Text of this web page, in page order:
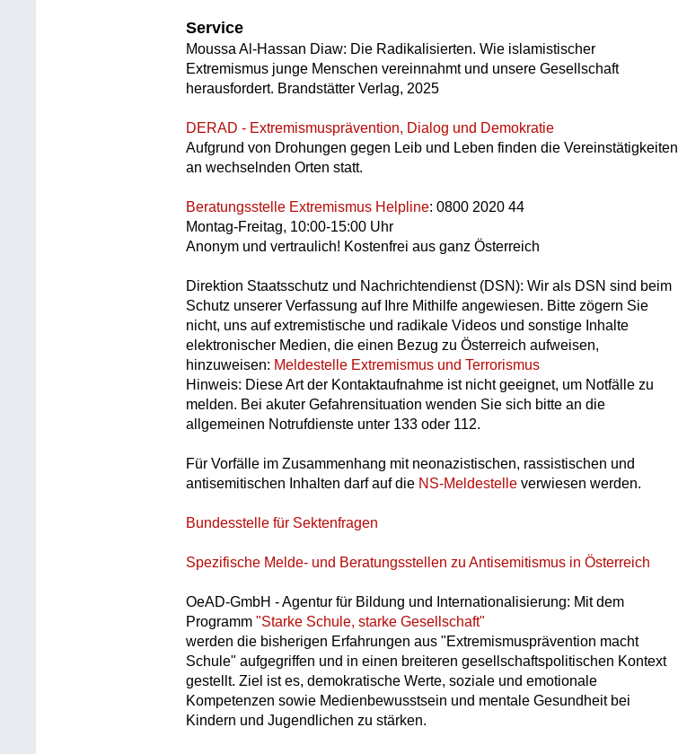
Service
Moussa Al-Hassan Diaw: Die Radikalisierten. Wie islamistischer
Extremismus junge Menschen vereinnahmt und unsere Gesellschaft
herausfordert. Brandstätter Verlag, 2025
DERAD - Extremismusprävention, Dialog und Demokratie
Aufgrund von Drohungen gegen Leib und Leben finden die Vereinstätigkeiten
an wechselnden Orten statt.
Beratungsstelle Extremismus Helpline: 0800 2020 44
Montag-Freitag, 10:00-15:00 Uhr
Anonym und vertraulich! Kostenfrei aus ganz Österreich
Direktion Staatsschutz und Nachrichtendienst (DSN): Wir als DSN sind beim
Schutz unserer Verfassung auf Ihre Mithilfe angewiesen. Bitte zögern Sie
nicht, uns auf extremistische und radikale Videos und sonstige Inhalte
elektronischer Medien, die einen Bezug zu Österreich aufweisen,
hinzuweisen: Meldestelle Extremismus und Terrorismus
Hinweis: Diese Art der Kontaktaufnahme ist nicht geeignet, um Notfälle zu
melden. Bei akuter Gefahrensituation wenden Sie sich bitte an die
allgemeinen Notrufdienste unter 133 oder 112.
Für Vorfälle im Zusammenhang mit neonazistischen, rassistischen und
antisemitischen Inhalten darf auf die NS-Meldestelle verwiesen werden.
Bundesstelle für Sektenfragen
Spezifische Melde- und Beratungsstellen zu Antisemitismus in Österreich
OeAD-GmbH - Agentur für Bildung und Internationalisierung: Mit dem
Programm"Starke Schule, starke Gesellschaft"
werden die bisherigen Erfahrungen aus "Extremismusprävention macht
Schule" aufgegriffen und in einen breiteren gesellschaftspolitischen Kontext
gestellt. Ziel ist es, demokratische Werte, soziale und emotionale
Kompetenzen sowie Medienbewusstsein und mentale Gesundheit bei
Kindern und Jugendlichen zu stärken.